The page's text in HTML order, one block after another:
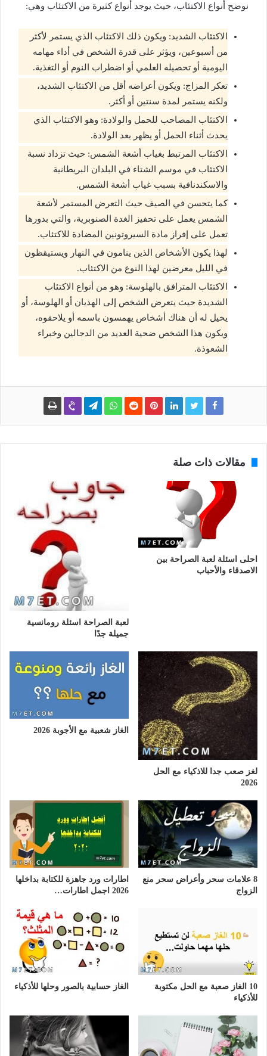
نوضح أنواع الاكتئاب، حيث يوجد أنواع كثيرة من الاكتئاب وهي:
الاكتئاب الشديد: ويكون ذلك الاكتئاب الذي يستمر لأكثر
من أسبوعين، ويؤثر على قدرة الشخص في أداء مهامه
اليومية أو تحصيله العلمي أو اضطراب النوم أو التغذية.
تعكر المزاج: ويكون أعراضه أقل من الاكتئاب الشديد،
ولكنه يستمر لمدة سنتين أو أكثر.
الاكتئاب المصاحب للحمل والولادة: وهو الاكتئاب الذي
يحدث أثناء الحمل أو يظهر بعد الولادة.
الاكتئاب المرتبط بغياب أشعة الشمس: حيث تزداد نسبة
الاكتئاب في موسم الشتاء في البلدان البريطانية
والاسكندنافية بسبب غياب أشعة الشمس.
كما يتحسن في الصيف حيث التعرض المستمر لأشعة
الشمس يعمل على تحفيز الغدة الصنوبرية، والتي بدورها
تعمل على إفراز مادة السيروتونين المضادة للاكتئاب.
لهذا يكون الأشخاص الذين ينامون في النهار ويستيقظون
في الليل معرضين لهذا النوع من الاكتئاب.
الاكتئاب المترافق بالهلوسة: وهو من أنواع الاكتئاب
الشديدة حيث يتعرض الشخص إلى الهذيان أو الهلوسة، أو
يخيل له أن هناك أشخاص يهمسون باسمه أو يلاحقوه،
ويكون هذا الشخص ضحية العديد من الدجالين وخبراء
الشعوذة.
مقالات ذات صلة
احلى اسئلة لعبة الصراحة بين
الاصدقاء والأحباب
لعبة الصراحة اسئلة رومانسية
جميلة جدًا
لغز صعب جدا للاذكياء مع الحل
2026
الغاز شعبية مع الأجوبة 2026
8 علامات سحر وأعراض سحر منع
الزواج
اطارات ورد جاهزة للكتابة بداخلها
2026 اجمل اطارات…
10 الغاز صعبة مع الحل مكتوبة
للأذكياء
الغاز حسابية بالصور وحلها للأذكياء